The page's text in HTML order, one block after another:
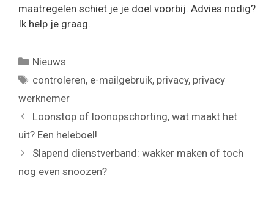
maatregelen schiet je je doel voorbij. Advies nodig?
Ik help je graag.
Categorieën
Nieuws
Tags
controleren, e-mailgebruik, privacy, privacy
werknemer
Loonstop of loonopschorting, wat maakt het
uit? Een heleboel!
Slapend dienstverband: wakker maken of toch
nog even snoozen?